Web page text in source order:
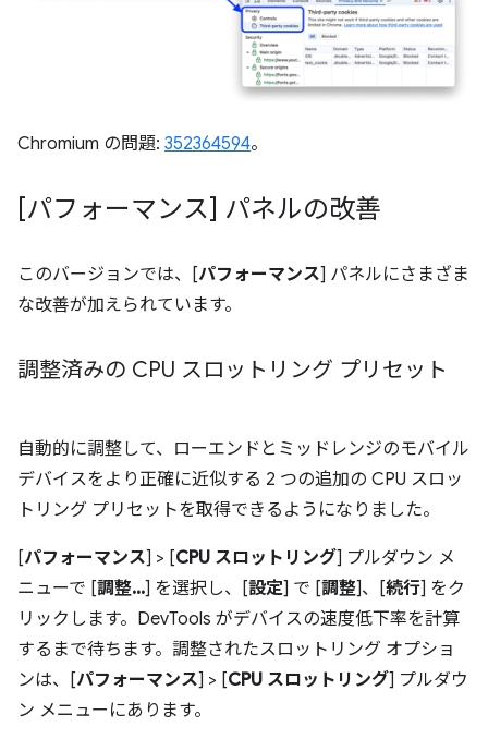
Chromium の問題: 352364594。
[パフォーマンス] パネルの改善
このバージョンでは、[パフォーマンス] パネルにさまざま
な改善が加えられています。
調整済みの CPU スロットリング プリセット
自動的に調整して、ローエンドとミッドレンジのモバイル
デバイスをより正確に近似する 2 つの追加の CPU スロッ
トリング プリセットを取得できるようになりました。
[パフォーマンス] > [CPU スロットリング] プルダウン メ
ニューで [調整...] を選択し、[設定] で [調整]、[続行] をク
リックします。DevTools がデバイスの速度低下率を計算
するまで待ちます。調整されたスロットリング オプショ
ンは、[パフォーマンス] > [CPU スロットリング] プルダウ
ン メニューにあります。